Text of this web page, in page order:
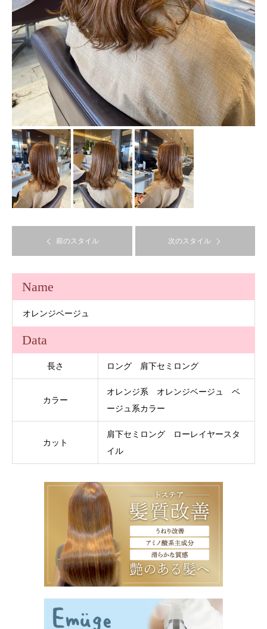
前のスタイル 次のスタイル
Name
オレンジベージュ
Data
長さ ロング 肩下セミロング
カラー
オレンジ系 オレンジベージュ ベ
ージュ系カラー
カット
肩下セミロング ローレイヤースタ
イル